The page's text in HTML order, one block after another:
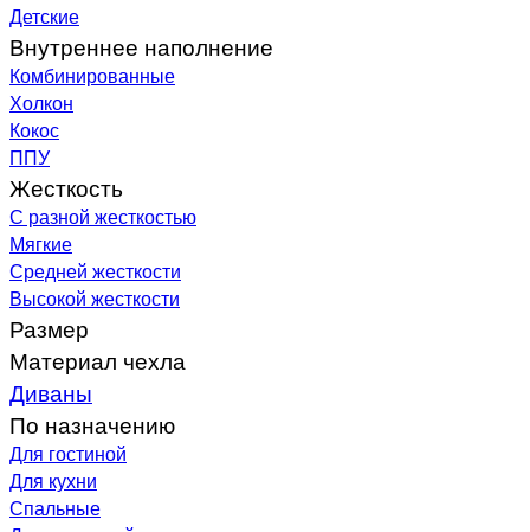
Детские
Внутреннее наполнение
Комбинированные
Холкон
Кокос
ППУ
Жесткость
С разной жесткостью
Мягкие
Средней жесткости
Высокой жесткости
Размер
Материал чехла
Диваны
По назначению
Для гостиной
Для кухни
Спальные